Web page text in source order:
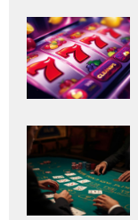
Adaugă
aici textul
pentru
subtitlu
Adaugă
aici textul
pentru
subtitlu